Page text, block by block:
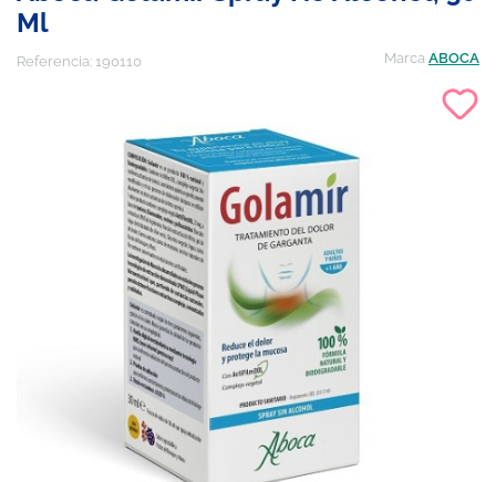
Ml
Referencia: 190110 Marca ABOCA